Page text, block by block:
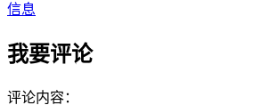
信息
我要评论
评论内容：